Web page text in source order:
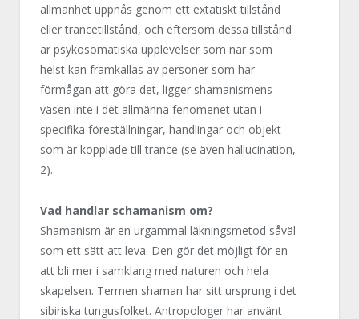
allmänhet uppnås genom ett extatiskt tillstånd
eller trancetillstånd, och eftersom dessa tillstånd
är psykosomatiska upplevelser som när som
helst kan framkallas av personer som har
förmågan att göra det, ligger shamanismens
väsen inte i det allmänna fenomenet utan i
specifika föreställningar, handlingar och objekt
som är kopplade till trance (se även hallucination,
2).
Vad handlar schamanism om?
Shamanism är en urgammal läkningsmetod såväl
som ett sätt att leva. Den gör det möjligt för en
att bli mer i samklang med naturen och hela
skapelsen. Termen shaman har sitt ursprung i det
sibiriska tungusfolket. Antropologer har använt